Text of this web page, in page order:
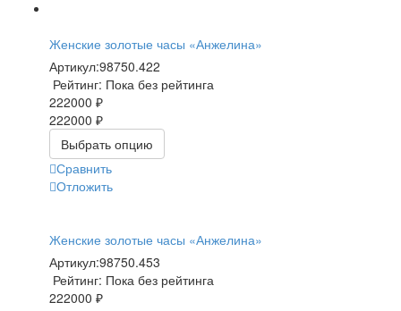
Женские золотые часы «Анжелина»
Артикул:98750.422
Рейтинг: Пока без рейтинга
222000 ₽
222000 ₽
Выбрать опцию
Сравнить
Отложить
Женские золотые часы «Анжелина»
Артикул:98750.453
Рейтинг: Пока без рейтинга
222000 ₽